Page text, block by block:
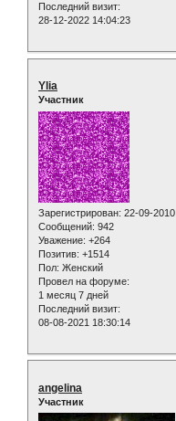
Последний визит:
28-12-2022 14:04:23
Ylia
Участник
Зарегистрирован: 22-09-2010
Сообщений: 942
Уважение: +264
Позитив: +1514
Пол: Женский
Провел на форуме:
1 месяц 7 дней
Последний визит:
08-08-2021 18:30:14
angelina
Участник